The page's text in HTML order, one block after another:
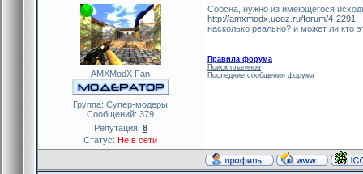
AMXModX Fan
Группа: Cупер-модеры
Сообщений: 379
Репутация: 8
Статус: Не в сети
Собсна, нужно из имеющегося
http://amxmodx.ucoz.ru/forum/4-2291
насколько реально? и может ли кто
Правила форума
Поиск плагинов
Последние сообщения форума